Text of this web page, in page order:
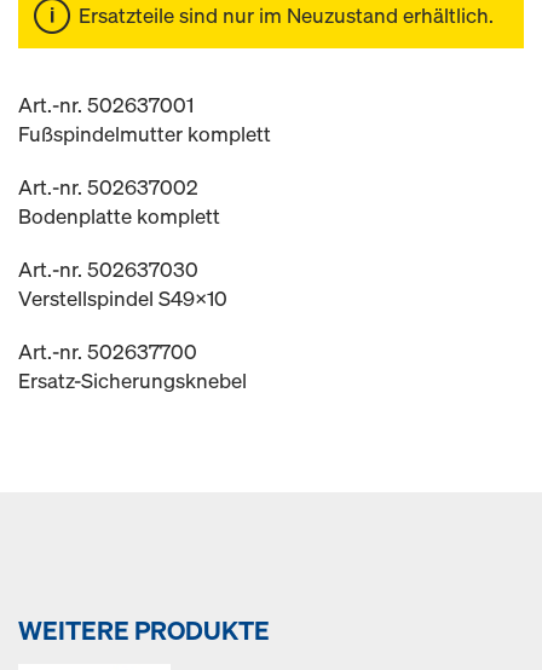
Ersatzteile sind nur im Neuzustand erhältlich.
Art.-nr. 502637001
Fußspindelmutter komplett
Art.-nr. 502637002
Bodenplatte komplett
Art.-nr. 502637030
Verstellspindel S49x10
Art.-nr. 502637700
Ersatz-Sicherungsknebel
WEITERE PRODUKTE